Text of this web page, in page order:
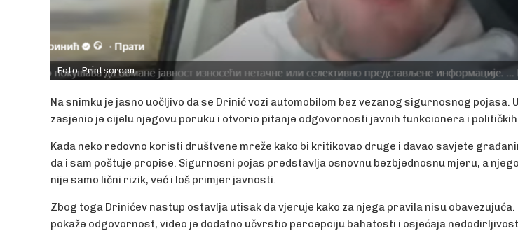
Foto: Printscreen
Na snimku je jasno uočljivo da se Drinić vozi automobilom bez vezanog sigurnosnog pojasa.
zasjenio je cijelu njegovu poruku i otvorio pitanje odgovornosti javnih funkcionera i
Kada neko redovno koristi društvene mreže kako bi kritikovao druge i davao savjete
da i sam poštuje propise. Sigurnosni pojas predstavlja osnovnu bezbjednosnu mjeru, a
nije samo lični rizik, već i loš primjer javnosti.
Zbog toga Drinićev nastup ostavlja utisak da vjeruje kako za njega pravila nisu obavezujuća.
pokaže odgovornost, video je dodatno učvrstio percepciju bahatosti i osjećaja